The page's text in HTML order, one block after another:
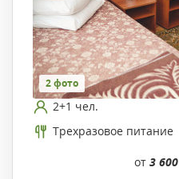
2 фото
2+1 чел.
Трехразовое питание
от 3 600